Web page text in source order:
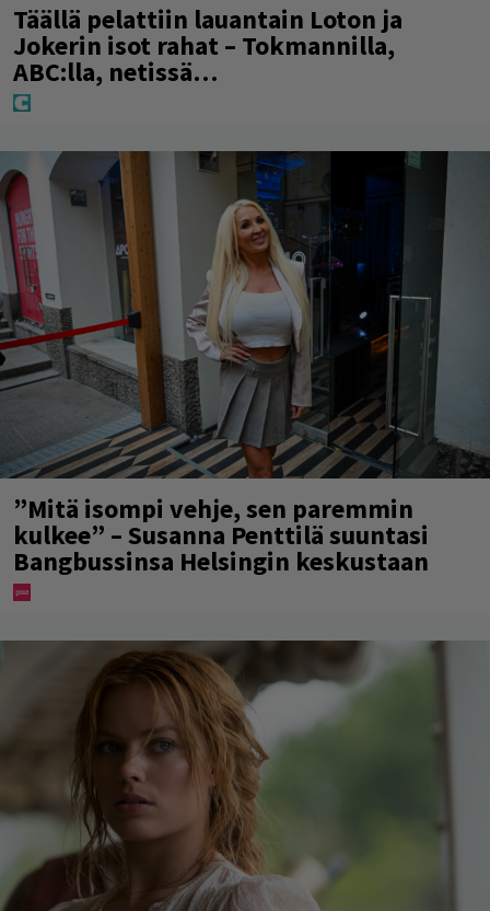
Täällä pelattiin lauantain Loton ja
Jokerin isot rahat – Tokmannilla,
ABC:lla, netissä…
”Mitä isompi vehje, sen paremmin
kulkee” – Susanna Penttilä suuntasi
Bangbussinsa Helsingin keskustaan